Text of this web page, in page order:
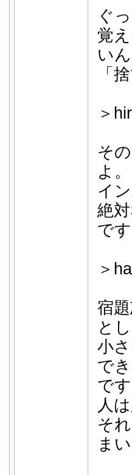
ぐ
覚
いん
「
＞
そ
よ。
イ
絶
です
＞
宿
と
小
で
です
人
そ
ま